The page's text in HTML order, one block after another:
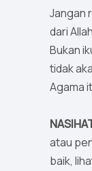
Jangan
dari
Bukan
tidak
Agama
atau
baik,